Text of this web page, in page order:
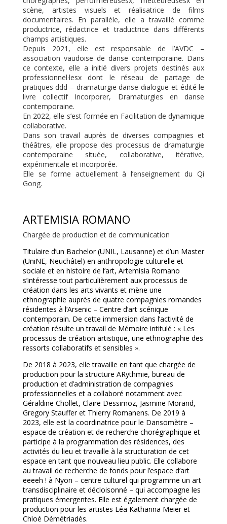
scène, artistes visuels et réalisatrice de films
documentaires. En parallèle, elle a travaillé comme
productrice, rédactrice et traductrice dans différents
champs artistiques.
Depuis 2021, elle est responsable de l’AVDC –
association vaudoise de danse contemporaine. Dans
ce contexte, elle a initié divers projets destinés aux
professionnel·lesx dont le réseau de partage de
pratiques ddd – dramaturgie danse dialogue et édité le
livre collectif Incorporer, Dramaturgies en danse
contemporaine.
En 2022, elle s’est formée en Facilitation de dynamique
collaborative.
Dans son travail auprès de diverses compagnies et
théâtres, elle propose des processus de dramaturgie
contemporaine située, collaborative, itérative,
expérimentale et incorporée.
Elle se forme actuellement à l’enseignement du Qi
Gong.
ARTEMISIA ROMANO
Chargée de production et de communication
Titulaire d’un Bachelor (UNIL, Lausanne) et d’un Master
(UniNE, Neuchâtel) en anthropologie culturelle et
sociale et en histoire de l’art, Artemisia Romano
s’intéresse tout particulièrement aux processus de
création dans les arts vivants et mène une
ethnographie auprès de quatre compagnies romandes
résidentes à l’Arsenic – Centre d’art scénique
contemporain. De cette immersion dans l’activité de
création résulte un travail de Mémoire intitulé : « Les
processus de création artistique, une ethnographie des
ressorts collaboratifs et sensibles ».
De 2018 à 2023, elle travaille en tant que chargée de
production pour la structure ARythmie, bureau de
production et d’administration de compagnies
professionnelles et a collaboré notamment avec
Géraldine Chollet, Claire Dessimoz, Jasmine Morand,
Gregory Stauffer et Thierry Romanens. De 2019 à
2023, elle est la coordinatrice pour le Dansomètre –
espace de création et de recherche chorégraphique et
participe à la programmation des résidences, des
activités du lieu et travaille à la structuration de cet
espace en tant que nouveau lieu public. Elle collabore
au travail de recherche de fonds pour l’espace d’art
eeeeh ! à Nyon – centre culturel qui programme un art
transdisciplinaire et décloisonné – qui accompagne les
pratiques émergentes. Elle est également chargée de
production pour les artistes Léa Katharina Meier et
Chloé Démétriadès.